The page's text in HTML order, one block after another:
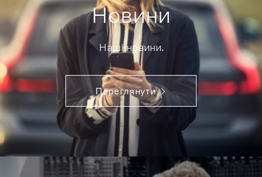
Новини
Наші новини.
Переглянути